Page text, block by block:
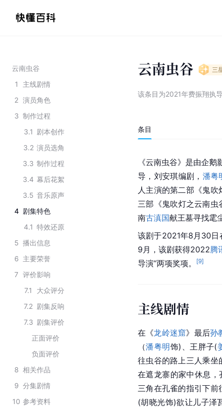
云南虫谷
1
主线剧情
2 演员角色
3 制作过程
3.1 剧本创作
3.2 演员选角
3.3 制作过程
3.4 幕后花絮
3.5 音乐原声
4 剧集特色
4.1 特效还原
5 播出信息
6 主要荣誉
7 评价影响
7.1
大众评分
7.2 剧集反响
7.3 剧集评价
正面评价
负面评价
8 相关作品
9 分集剧情
10 参考资料
云南虫谷 三
该条目为2021年费振翔执
条目
《云南虫谷》是由企
导，刘安琪编剧， 潘粤
人主演的第二部《鬼
三部《鬼吹灯之云南虫
南古滇国献王墓寻找雮
该剧于2021年8月30日
9月，该剧获得2022腾
导演”两项奖项。
[9]
主线剧情
在《龙岭迷窟》最后孙
（潘粤明饰)、王胖子(
往虫谷的路上三人乘
在遮龙寨的家中休息
三角在孔雀的指引下
(胡晓光饰)欲让儿子泽